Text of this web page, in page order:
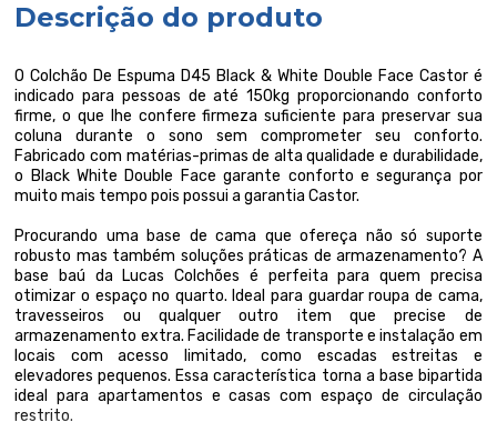
Descrição do produto
O Colchão De Espuma D45 Black & White Double Face Castor é
indicado para pessoas de até 150kg proporcionando conforto
firme, o que lhe confere firmeza suficiente para preservar sua
coluna durante o sono sem comprometer seu conforto.
Fabricado com matérias-primas de alta qualidade e durabilidade,
o Black White Double Face garante conforto e segurança por
muito mais tempo pois possui a garantia Castor.
Procurando uma base de cama que ofereça não só suporte
robusto mas também soluções práticas de armazenamento? A
base baú da Lucas Colchões é perfeita para quem precisa
otimizar o espaço no quarto. Ideal para guardar roupa de cama,
travesseiros ou qualquer outro item que precise de
armazenamento extra. Facilidade de transporte e instalação em
locais com acesso limitado, como escadas estreitas e
elevadores pequenos. Essa característica torna a base bipartida
ideal para apartamentos e casas com espaço de circulação
restrito.